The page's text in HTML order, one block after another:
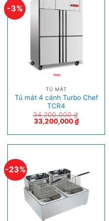
-3%
TỦ MÁT
Tủ mát 4 cánh Turbo Chef
TCR4
34,200,000₫
33,200,000₫
-23%